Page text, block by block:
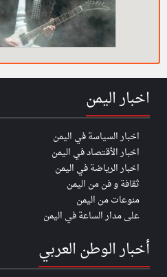
اخبار اليمن
اخبار السياسة في اليمن
اخبار الأقتصاد في اليمن
اخبار الرياضة في اليمن
ثقافة و فن من اليمن
منوعات من اليمن
على مدار الساعة في اليمن
أخبار الوطن العربي